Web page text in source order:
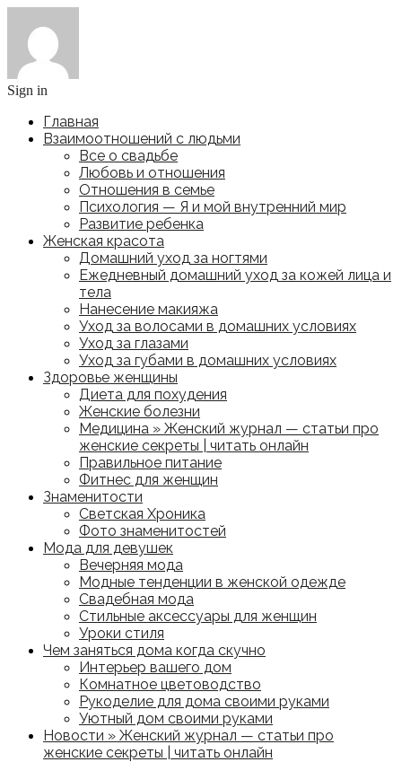
Sign in
Главная
Взаимоотношений с людьми
Все о свадьбе
Любовь и отношения
Отношения в семье
Психология — Я и мой внутренний мир
Развитие ребенка
Женская красота
Домашний уход за ногтями
Ежедневный домашний уход за кожей лица и
тела
Нанесение макияжа
Уход за волосами в домашних условиях
Уход за глазами
Уход за губами в домашних условиях
Здоровье женщины
Диета для похудения
Женские болезни
Медицина » Женский журнал — статьи про
женские секреты | читать онлайн
Правильное питание
Фитнес для женщин
Знаменитости
Светская Хроника
Фото знаменитостей
Мода для девушек
Вечерняя мода
Модные тенденции в женской одежде
Свадебная мода
Стильные аксессуары для женщин
Уроки стиля
Чем заняться дома когда скучно
Интерьер вашего дом
Комнатное цветоводство
Рукоделие для дома своими руками
Уютный дом своими руками
Новости » Женский журнал — статьи про
женские секреты | читать онлайн